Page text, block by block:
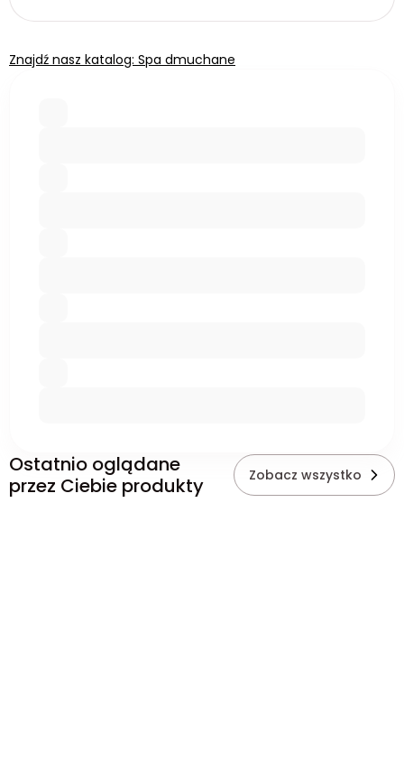
Znajdź nasz katalog: Spa dmuchane
Ostatnio oglądane
przez Ciebie produkty
Zobacz wszystko